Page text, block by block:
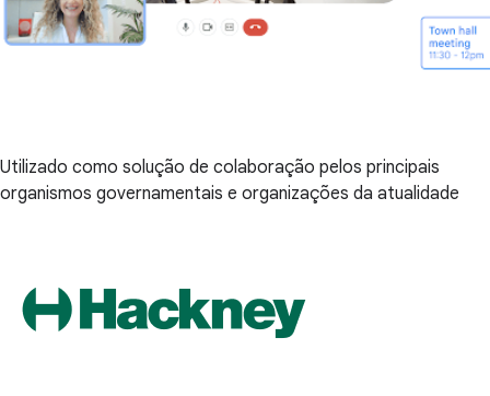
Utilizado como solução de colaboração pelos principais
organismos governamentais e organizações da atualidade